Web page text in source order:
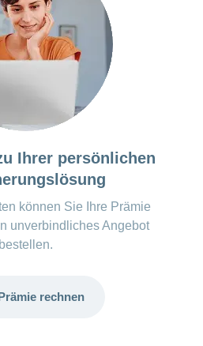
Ihrer persönlichen
können Sie Ihre Prämie
unverbindliches Angebot
bestellen.
rechnen